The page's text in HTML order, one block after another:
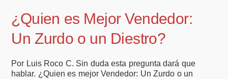
¿Quien es Mejor Vendedor:
Un Zurdo o un Diestro?
Por Luis Roco C. Sin duda esta pregunta dará que
hablar. ¿Quien es mejor Vendedor: Un Zurdo o un